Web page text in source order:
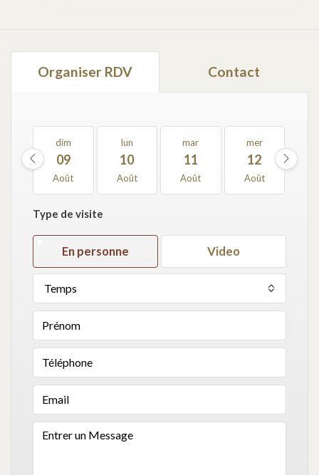
Organiser RDV Contact
dim
09
Août
lun
10
Août
mar
11
Août
mer
12
Août
Type de visite
En personne Video
Temps